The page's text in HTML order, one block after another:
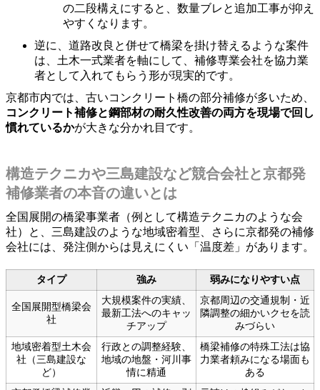
の二段構えにすると、数量ブレと追加工事が抑え
やすくなります。
逆に、道路改良と併せて橋梁を掛け替えるような案件
は、土木一式業者を軸にして、補修専業会社を協力業
者として入れてもらう形が現実的です。
京都市内では、古いコンクリート橋の部分補修が多いため、
コンクリート補修と鋼部材の耐久性改善の両方を現場で回し
慣れているかが大きな分かれ目です。
構造テクニカや三島建設など競合会社と京都発
補修業者の本音の違いとは
全国展開の橋梁事業者（例として構造テクニカのような会
社）と、三島建設のような地域密着型、さらに京都発の補修
会社には、発注側からは見えにくい「温度差」があります。
タイプ 強み 弱みになりやすい点
全国展開型橋梁会
社
大規模案件の実績、
最新工法へのキャッ
チアップ
京都周辺の交通規制・近
隣調整の細かいクセを読
みづらい
地域密着型土木会
社（三島建設な
ど）
行政との調整経験、
地域の地盤・河川事
情に精通
橋梁補修の特殊工法は協
力業者頼みになる場面も
ある